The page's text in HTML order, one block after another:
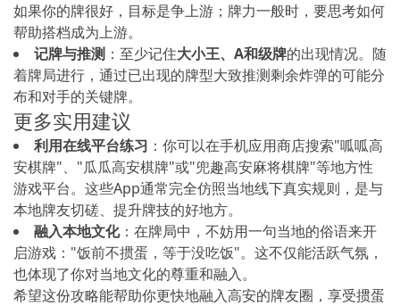
如果你的牌很好，目标是争上游；牌力一般时，要思考如何
帮助搭档成为上游。
记牌与推测 ：至少记住大小王、A和级牌的出现情况。随
着牌局进行，通过已出现的牌型大致推测剩余炸弹的可能分
布和对手的关键牌。
更多实用建议
利用在线平台练习 ：你可以在手机应用商店搜索"呱呱高
安棋牌"、"瓜瓜高安棋牌"或"兜趣高安麻将棋牌"等地方性
游戏平台。这些App通常完全仿照当地线下真实规则，是与
本地牌友切磋、提升牌技的好地方。
融入本地文化：在牌局中，不妨用一句当地的俗语来开
启游戏："饭前不掼蛋，等于没吃饭"。这不仅能活跃气氛，
也体现了你对当地文化的尊重和融入。
希望这份攻略能帮助你更快地融入高安的牌友圈，享受掼蛋